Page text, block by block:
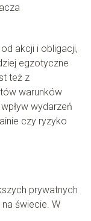
akcji i obligacji,
egzotyczne
też z
warunków
wydarzeń
czy ryzyko
prywatnych
świecie. W